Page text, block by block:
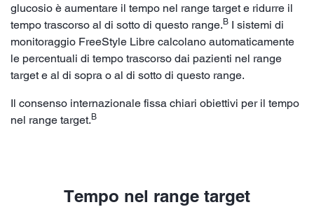
glucosio è aumentare il tempo nel range target e ridurre il
tempo trascorso al di sotto di questo range. B I sistemi di
monitoraggio FreeStyle Libre calcolano automaticamente
le percentuali di tempo trascorso dai pazienti nel range
target e al di sopra o al di sotto di questo range.
Il consenso internazionale fissa chiari obiettivi per il tempo
nel range target. B
Tempo nel range target